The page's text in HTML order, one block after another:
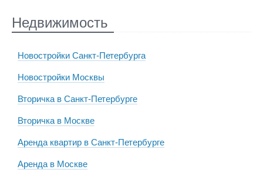
Недвижимость
Новостройки Санкт-Петербурга
Новостройки Москвы
Вторичка в Санкт-Петербурге
Вторичка в Москве
Аренда квартир в Санкт-Петербурге
Аренда в Москве